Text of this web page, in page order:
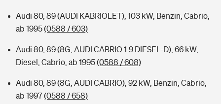
Audi 80, 89 (AUDI KABRIOLET), 103 kW, Benzin, Cabrio,
ab 1995(0588 / 603)
Audi 80, 89 (8G, AUDI CABRIO 1.9 DIESEL-D), 66 kW,
Diesel, Cabrio, ab 1995(0588 / 608)
Audi 80, 89 (8G, AUDI CABRIO), 92 kW, Benzin, Cabrio,
ab 1997(0588 / 658)